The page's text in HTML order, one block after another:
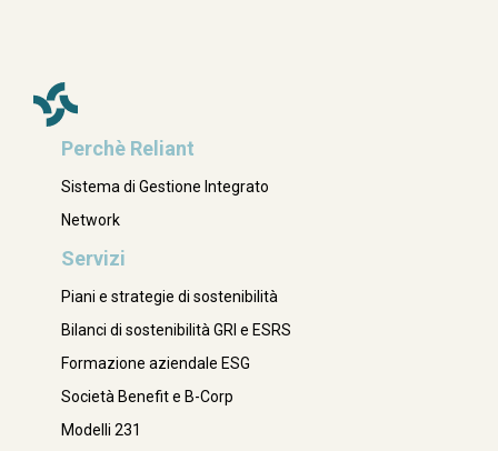
Perchè Reliant
Sistema di Gestione Integrato
Network
Servizi
Piani e strategie di sostenibilità
Bilanci di sostenibilità GRI e ESRS
Formazione aziendale ESG
Società Benefit e B-Corp
Modelli 231